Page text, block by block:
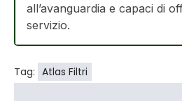
all’avanguardia e capaci di
servizio.
Tag: Atlas Filtri